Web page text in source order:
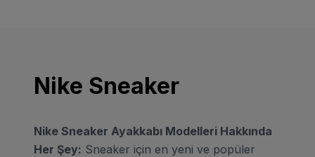
Nike Sneaker
Nike Sneaker Ayakkabı Modelleri Hakkında
Her Şey: Sneaker için en yeni ve popüler